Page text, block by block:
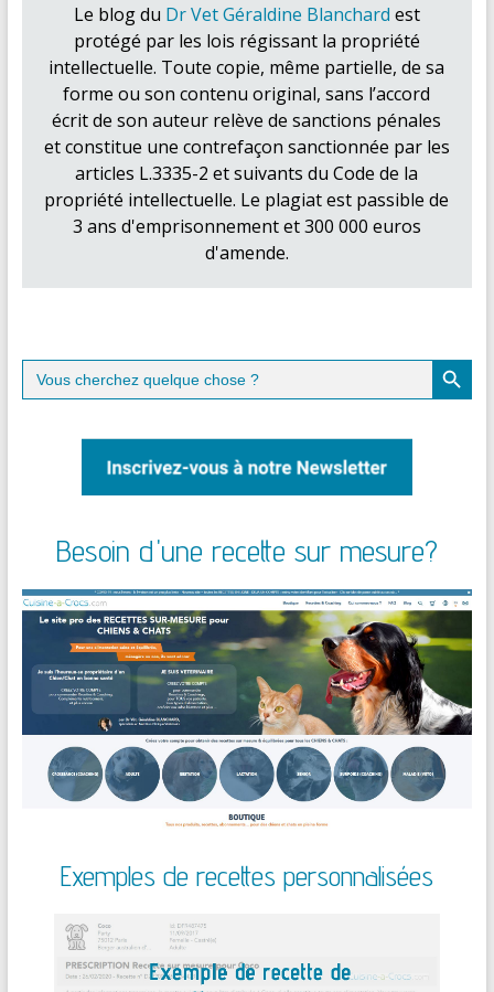
Le blog du Dr Vet Géraldine Blanchard est
protégé par les lois régissant la propriété
intellectuelle. Toute copie, même partielle, de sa
forme ou son contenu original, sans l’accord
écrit de son auteur relève de sanctions pénales
et constitue une contrefaçon sanctionnée par les
articles L.3335-2 et suivants du Code de la
propriété intellectuelle. Le plagiat est passible de
3 ans d'emprisonnement et 300 000 euros
d'amende.
Search
for:
Search Button
Besoin d'une recette sur mesure?
Exemples de recettes personnalisées